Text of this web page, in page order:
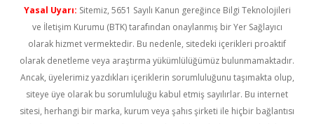
Yasal Uyarı: Sitemiz, 5651 Sayılı Kanun gereğince Bilgi Teknolojileri
ve İletişim Kurumu (BTK) tarafından onaylanmış bir Yer Sağlayıcı
olarak hizmet vermektedir. Bu nedenle, sitedeki içerikleri proaktif
olarak denetleme veya araştırma yükümlülüğümüz bulunmamaktadır.
Ancak, üyelerimiz yazdıkları içeriklerin sorumluluğunu taşımakta olup,
siteye üye olarak bu sorumluluğu kabul etmiş sayılırlar. Bu internet
sitesi, herhangi bir marka, kurum veya şahıs şirketi ile hiçbir bağlantısı